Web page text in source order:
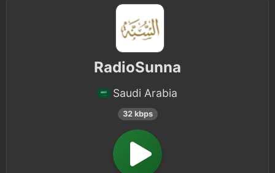
RadioSunna
Saudi Arabia
32 kbps